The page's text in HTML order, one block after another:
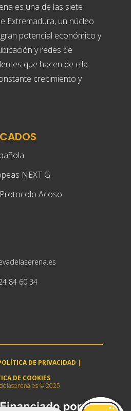
es una de las siete
Extremadura, un núcleo
potencial económico y
y redes de
que hacen de ella
crecimiento y
NEXT G
Acoso
84 60 34
DE PRIVACIDAD |
DE COOKIES
© 2025